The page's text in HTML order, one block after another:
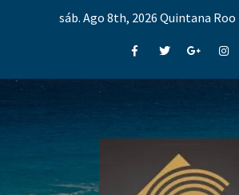
sáb. Ago 8th, 2026 Quintana Roo
FacebookTwitterGoogle+